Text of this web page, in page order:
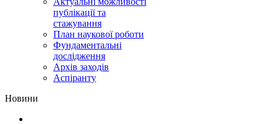
публікації та
стажування
План наукової роботи
Фундаментальні
дослідження
Архів заходів
Аспіранту
Hовини